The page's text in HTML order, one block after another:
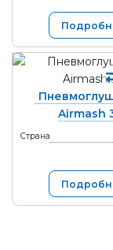
Airmash
Страна